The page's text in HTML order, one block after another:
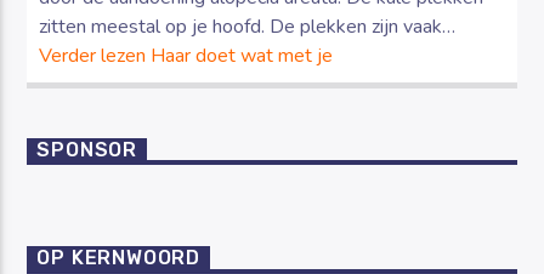
zitten meestal op je hoofd. De plekken zijn vaak…
Verder lezen Haar doet wat met je
SPONSOR
OP KERNWOORD